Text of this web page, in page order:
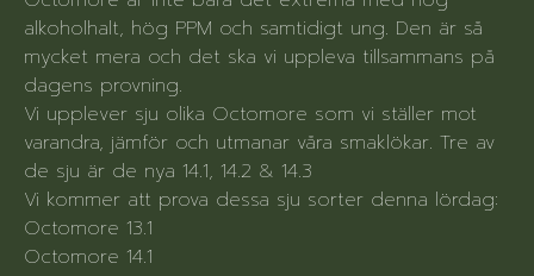
alkoholhalt, hög PPM och samtidigt ung. Den är så
mycket mera och det ska vi uppleva tillsammans på
dagens provning.
Vi upplever sju olika Octomore som vi ställer mot
varandra, jämför och utmanar våra smaklökar. Tre av
de sju är de nya 14.1, 14.2 & 14.3
Vi kommer att prova dessa sju sorter denna lördag:
Octomore 13.1
Octomore 14.1